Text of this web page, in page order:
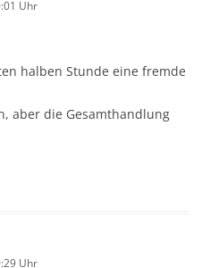
Uhr
halben Stunde eine fremde
aber die Gesamthandlung
Uhr